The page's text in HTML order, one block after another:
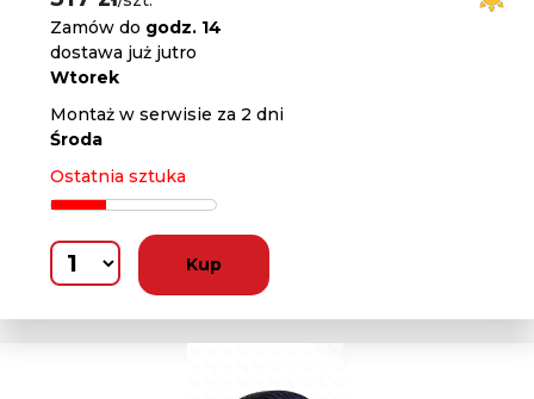
Zamów do godz. 14
dostawa już jutro
Wtorek
Montaż w serwisie za 2 dni
Środa
Ostatnia sztuka
Kup